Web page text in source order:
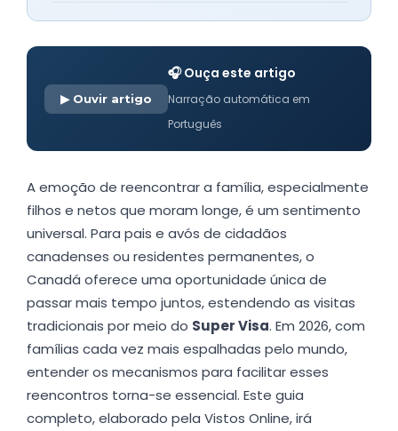
▶ Ouvir artigo
🎧 Ouça este artigo
Narração automática em
Português
A emoção de reencontrar a família, especialmente
filhos e netos que moram longe, é um sentimento
universal. Para pais e avós de cidadãos
canadenses ou residentes permanentes, o
Canadá oferece uma oportunidade única de
passar mais tempo juntos, estendendo as visitas
tradicionais por meio do Super Visa. Em 2026, com
famílias cada vez mais espalhadas pelo mundo,
entender os mecanismos para facilitar esses
reencontros torna-se essencial. Este guia
completo, elaborado pela Vistos Online, irá